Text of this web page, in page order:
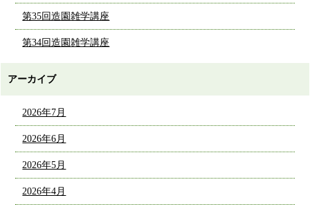
第35回造園雑学講座
第34回造園雑学講座
アーカイブ
2026年7月
2026年6月
2026年5月
2026年4月